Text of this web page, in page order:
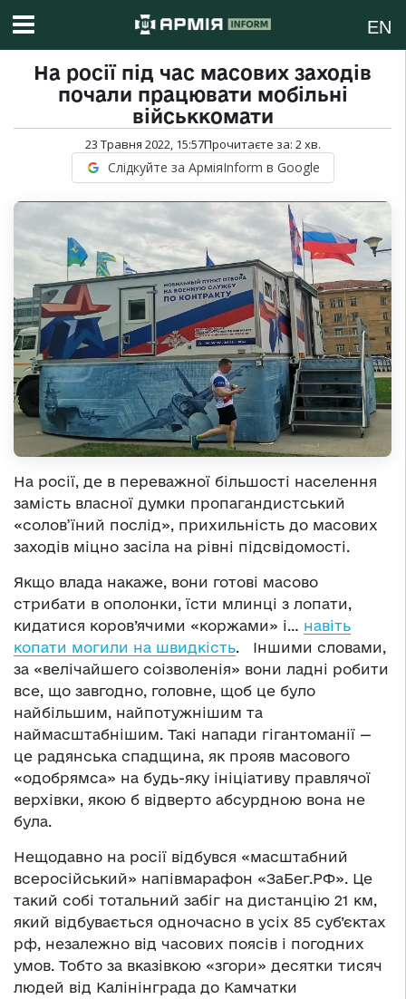
EN
На росії під час масових заходів
почали працювати мобільні
військкомати
23 Травня 2022, 15:57Прочитаєте за: 2хв.
Слідкуйте за АрміяInform в Google
На росії, де в переважної більшості населення
замість власної думки пропагандистський
«солов’їний послід», прихильність до масових
заходів міцно засіла на рівні підсвідомості.
Якщо влада накаже, вони готові масово
стрибати в ополонки, їсти млинці з лопати,
кидатися коров’ячими «коржами» і… навіть
копати могили на швидкість . Іншими словами,
за «велічайшего соізволенія» вони ладні робити
все, що завгодно, головне, щоб це було
найбільшим, найпотужнішим та
наймасштабнішим. Такі напади гігантоманії —
це радянська спадщина, як прояв масового
«одобрямса» на будь-яку ініціативу правлячої
верхівки, якою б відверто абсурдною вона не
була.
Нещодавно на росії відбувся «масштабний
всеросійський» напівмарафон «ЗаБег.РФ». Це
такий собі тотальний забіг на дистанцію 21 км,
який відбувається одночасно в усіх 85 суб’єктах
рф, незалежно від часових поясів і погодних
умов. Тобто за вказівкою «згори» десятки тисяч
людей від Калінінграда до Камчатки